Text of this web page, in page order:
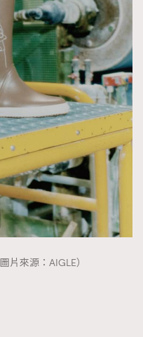
片來源：AIGLE）